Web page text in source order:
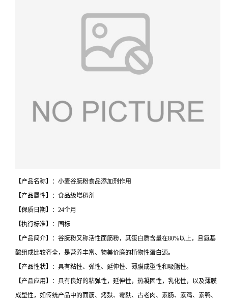
【产品名称】：小麦谷朊粉食品添加剂作用
【产品属性】：食品级增稠剂
【保质日期】：24个月
【执行标准】：国标
【产品简介】：谷朊粉又称活性面筋粉，其蛋白质含量在80%以上，且氨基
酸组成比较齐全，是营养丰富、物美价廉的植物性蛋白源。
【产品性状】：具有粘性、弹性、延伸性、薄膜成型性和吸脂性。
【产品应用】：具有良好的粘弹性，延伸性，热凝固性，乳化性，以及薄膜
成型性，如传统产品中的面筋、烤麸、霉麸、古老肉、素肠、素鸡、素鸭、